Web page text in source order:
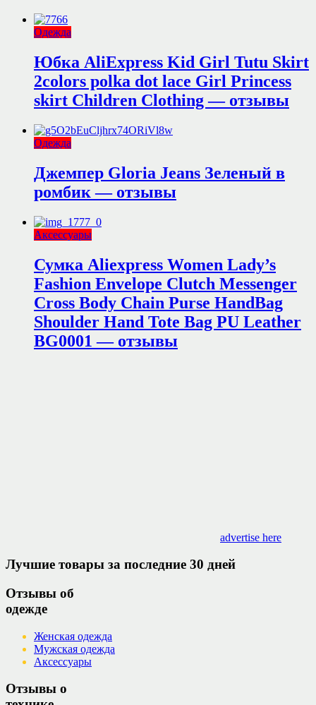
Одежда
Юбка AliExpress Kid Girl Tutu Skirt
2colors polka dot lace Girl Princess
skirt Children Clothing — отзывы
Одежда
Джемпер Gloria Jeans Зеленый в
ромбик — отзывы
Аксессуары
Сумка Aliexpress Women Lady’s
Fashion Envelope Clutch Messenger
Cross Body Chain Purse HandBag
Shoulder Hand Tote Bag PU Leather
BG0001 — отзывы
advertise here
Лучшие товары за последние 30 дней
Отзывы об
одежде
Женская одежда
Мужская одежда
Аксессуары
Отзывы о